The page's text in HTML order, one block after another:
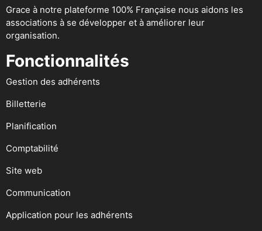
Grace à notre plateforme 100% Française nous aidons les
associations à se développer et à améliorer leur
organisation.
Fonctionnalités
Gestion des adhérents
Billetterie
Planification
Comptabilité
Site web
Communication
Application pour les adhérents